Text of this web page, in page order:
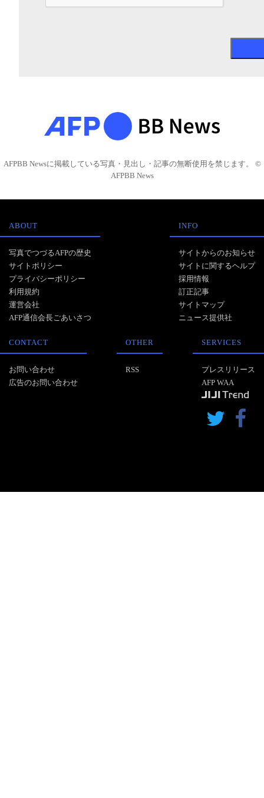
AFPBB Newsに掲載している写真・見出し・記事の無断使用を禁じます。 ©
AFPBB News
ABOUT
写真でつづるAFPの歴史
サイトポリシー
プライバシーポリシー
利用規約
運営会社
AFP通信会長ごあいさつ
INFO
サイトからのお知らせ
サイトに関するヘルプ
採用情報
訂正記事
サイトマップ
ニュース提供社
CONTACT
お問い合わせ
広告のお問い合わせ
OTHER
RSS
SERVICES
プレスリリース
AFP WAA